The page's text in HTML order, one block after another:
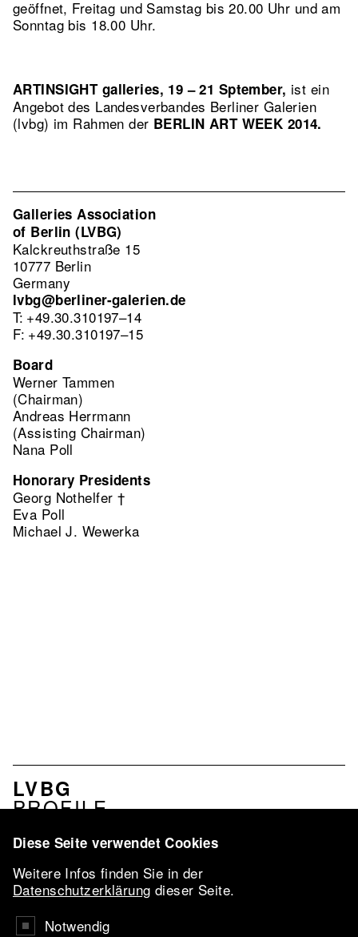
geöffnet, Freitag und Samstag bis 20.00 Uhr und am
Sonntag bis 18.00 Uhr.
ARTINSIGHT galleries, 19 – 21 Sptember, ist ein
Angebot des Landesverbandes Berliner Galerien
(lvbg) im Rahmen der BERLIN ART WEEK 2014.
Galleries Association
of Berlin (LVBG)
Kalckreuthstraße 15
10777 Berlin
Germany
lvbg@berliner-galerien.de
T: +49.30.310197–14
F: +49.30.310197–15
Board
Werner Tammen
(Chairman)
Andreas Herrmann
(Assisting Chairman)
Nana Poll
Honorary Presidents
Georg Nothelfer †
Eva Poll
Michael J. Wewerka
MENU
ASSOCIATION
LVBG
PROFILE
NETWORK
LVBG-
CONFERENCE
2026
VBKI-AWARD
Diese Seite verwendet Cookies
Weitere Infos finden Sie in der
Datenschutzerklärung dieser Seite.
Notwendig